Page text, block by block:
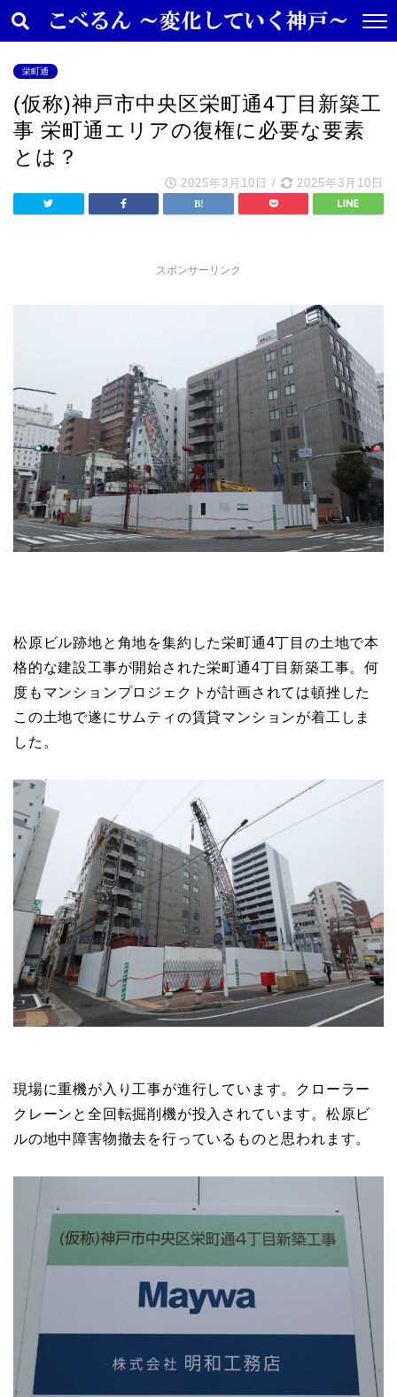
栄町通
(仮称)神戸市中央区栄町通4丁目新築工
事 栄町通エリアの復権に必要な要素
とは？
2025年3月10日 / 2025年3月10日
スポンサーリンク
松原ビル跡地と角地を集約した栄町通4丁目の土地で本
格的な建設工事が開始された栄町通4丁目新築工事。何
度もマンションプロジェクトが計画されては頓挫した
この土地で遂にサムティの賃貸マンションが着工しま
した。
現場に重機が入り工事が進行しています。クローラー
クレーンと全回転掘削機が投入されています。松原ビ
ルの地中障害物撤去を行っているものと思われます。